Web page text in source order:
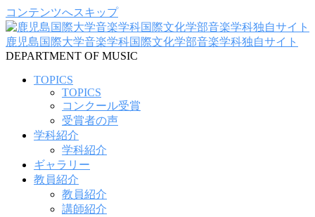
コンテンツへスキップ
鹿児島国際大学音楽学科国際文化学部音楽学科独自サイト
DEPARTMENT OF MUSIC
TOPICS
TOPICS
コンクール受賞
受賞者の声
学科紹介
学科紹介
ギャラリー
教員紹介
教員紹介
講師紹介